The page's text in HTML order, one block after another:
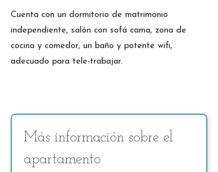
Cuenta con un dormitorio de matrimonio
independiente, salón con sofá cama, zona de
cocina y comedor, un baño y potente wifi,
adecuado para tele-trabajar.
Más información sobre el
apartamento